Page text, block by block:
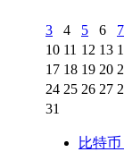
3
4 5 6 7
10 11 12 13
17 18 19 20
24 25 26 27
31
比特